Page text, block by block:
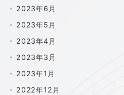
2023年6月
2023年5月
2023年4月
2023年3月
2023年1月
2022年12月